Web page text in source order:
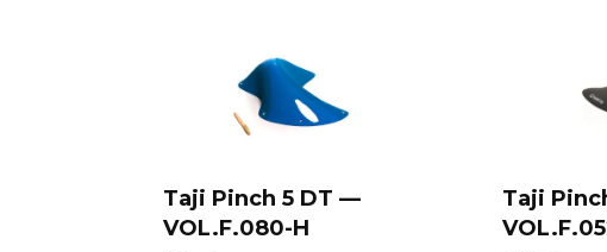
Select options
Taji Pinch 5 DT —
VOL.F.080-H
Taji